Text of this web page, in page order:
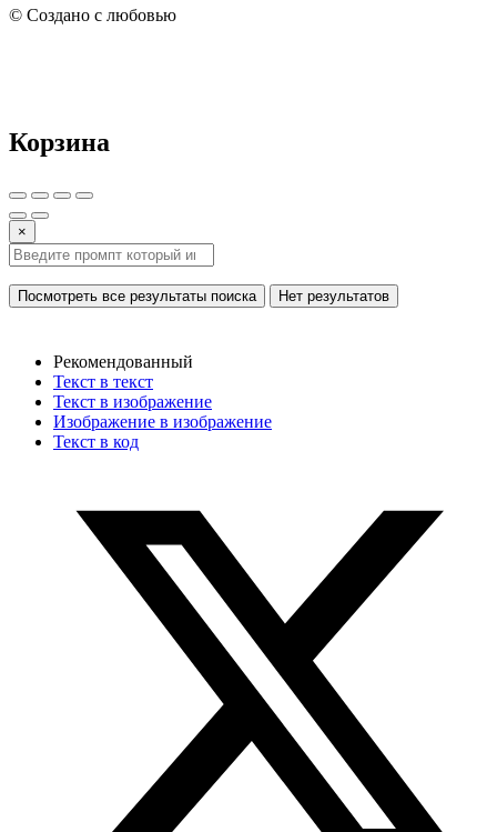
© Создано с любовью
Корзина
×
Посмотреть все результаты поиска Нет результатов
Рекомендованный
Текст в текст
Текст в изображение
Изображение в изображение
Текст в код